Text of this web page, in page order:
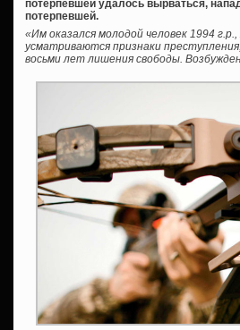
потерпевшей удалось вырваться,
потерпевшей.
«Им оказался молодой человек 1994
усматриваются признаки
восьми лет лишения свободы.